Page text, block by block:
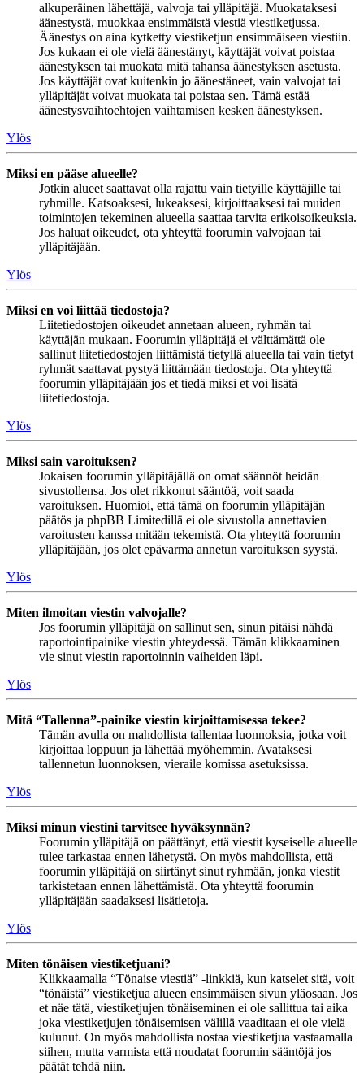
alkuperäinen lähettäjä, valvoja tai ylläpitäjä. Muokataksesi
äänestystä, muokkaa ensimmäistä viestiä viestiketjussa.
Äänestys on aina kytketty viestiketjun ensimmäiseen viestiin.
Jos kukaan ei ole vielä äänestänyt, käyttäjät voivat poistaa
äänestyksen tai muokata mitä tahansa äänestyksen asetusta.
Jos käyttäjät ovat kuitenkin jo äänestäneet, vain valvojat tai
ylläpitäjät voivat muokata tai poistaa sen. Tämä estää
äänestysvaihtoehtojen vaihtamisen kesken äänestyksen.
Ylös
Miksi en pääse alueelle?
Jotkin alueet saattavat olla rajattu vain tietyille käyttäjille tai
ryhmille. Katsoaksesi, lukeaksesi, kirjoittaaksesi tai muiden
toimintojen tekeminen alueella saattaa tarvita erikoisoikeuksia.
Jos haluat oikeudet, ota yhteyttä foorumin valvojaan tai
ylläpitäjään.
Ylös
Miksi en voi liittää tiedostoja?
Liitetiedostojen oikeudet annetaan alueen, ryhmän tai
käyttäjän mukaan. Foorumin ylläpitäjä ei välttämättä ole
sallinut liitetiedostojen liittämistä tietyllä alueella tai vain tietyt
ryhmät saattavat pystyä liittämään tiedostoja. Ota yhteyttä
foorumin ylläpitäjään jos et tiedä miksi et voi lisätä
liitetiedostoja.
Ylös
Miksi sain varoituksen?
Jokaisen foorumin ylläpitäjällä on omat säännöt heidän
sivustollensa. Jos olet rikkonut sääntöä, voit saada
varoituksen. Huomioi, että tämä on foorumin ylläpitäjän
päätös ja phpBB Limitedillä ei ole sivustolla annettavien
varoitusten kanssa mitään tekemistä. Ota yhteyttä foorumin
ylläpitäjään, jos olet epävarma annetun varoituksen syystä.
Ylös
Miten ilmoitan viestin valvojalle?
Jos foorumin ylläpitäjä on sallinut sen, sinun pitäisi nähdä
raportointipainike viestin yhteydessä. Tämän klikkaaminen
vie sinut viestin raportoinnin vaiheiden läpi.
Ylös
Mitä “Tallenna”-painike viestin kirjoittamisessa tekee?
Tämän avulla on mahdollista tallentaa luonnoksia, jotka voit
kirjoittaa loppuun ja lähettää myöhemmin. Avataksesi
tallennetun luonnoksen, vieraile komissa asetuksissa.
Ylös
Miksi minun viestini tarvitsee hyväksynnän?
Foorumin ylläpitäjä on päättänyt, että viestit kyseiselle alueelle
tulee tarkastaa ennen lähetystä. On myös mahdollista, että
foorumin ylläpitäjä on siirtänyt sinut ryhmään, jonka viestit
tarkistetaan ennen lähettämistä. Ota yhteyttä foorumin
ylläpitäjään saadaksesi lisätietoja.
Ylös
Miten tönäisen viestiketjuani?
Klikkaamalla “Tönaise viestiä” -linkkiä, kun katselet sitä, voit
“tönäistä” viestiketjua alueen ensimmäisen sivun yläosaan. Jos
et näe tätä, viestiketjujen tönäiseminen ei ole sallittua tai aika
joka viestiketjujen tönäisemisen välillä vaaditaan ei ole vielä
kulunut. On myös mahdollista nostaa viestiketjua vastaamalla
siihen, mutta varmista että noudatat foorumin sääntöjä jos
päätät tehdä niin.